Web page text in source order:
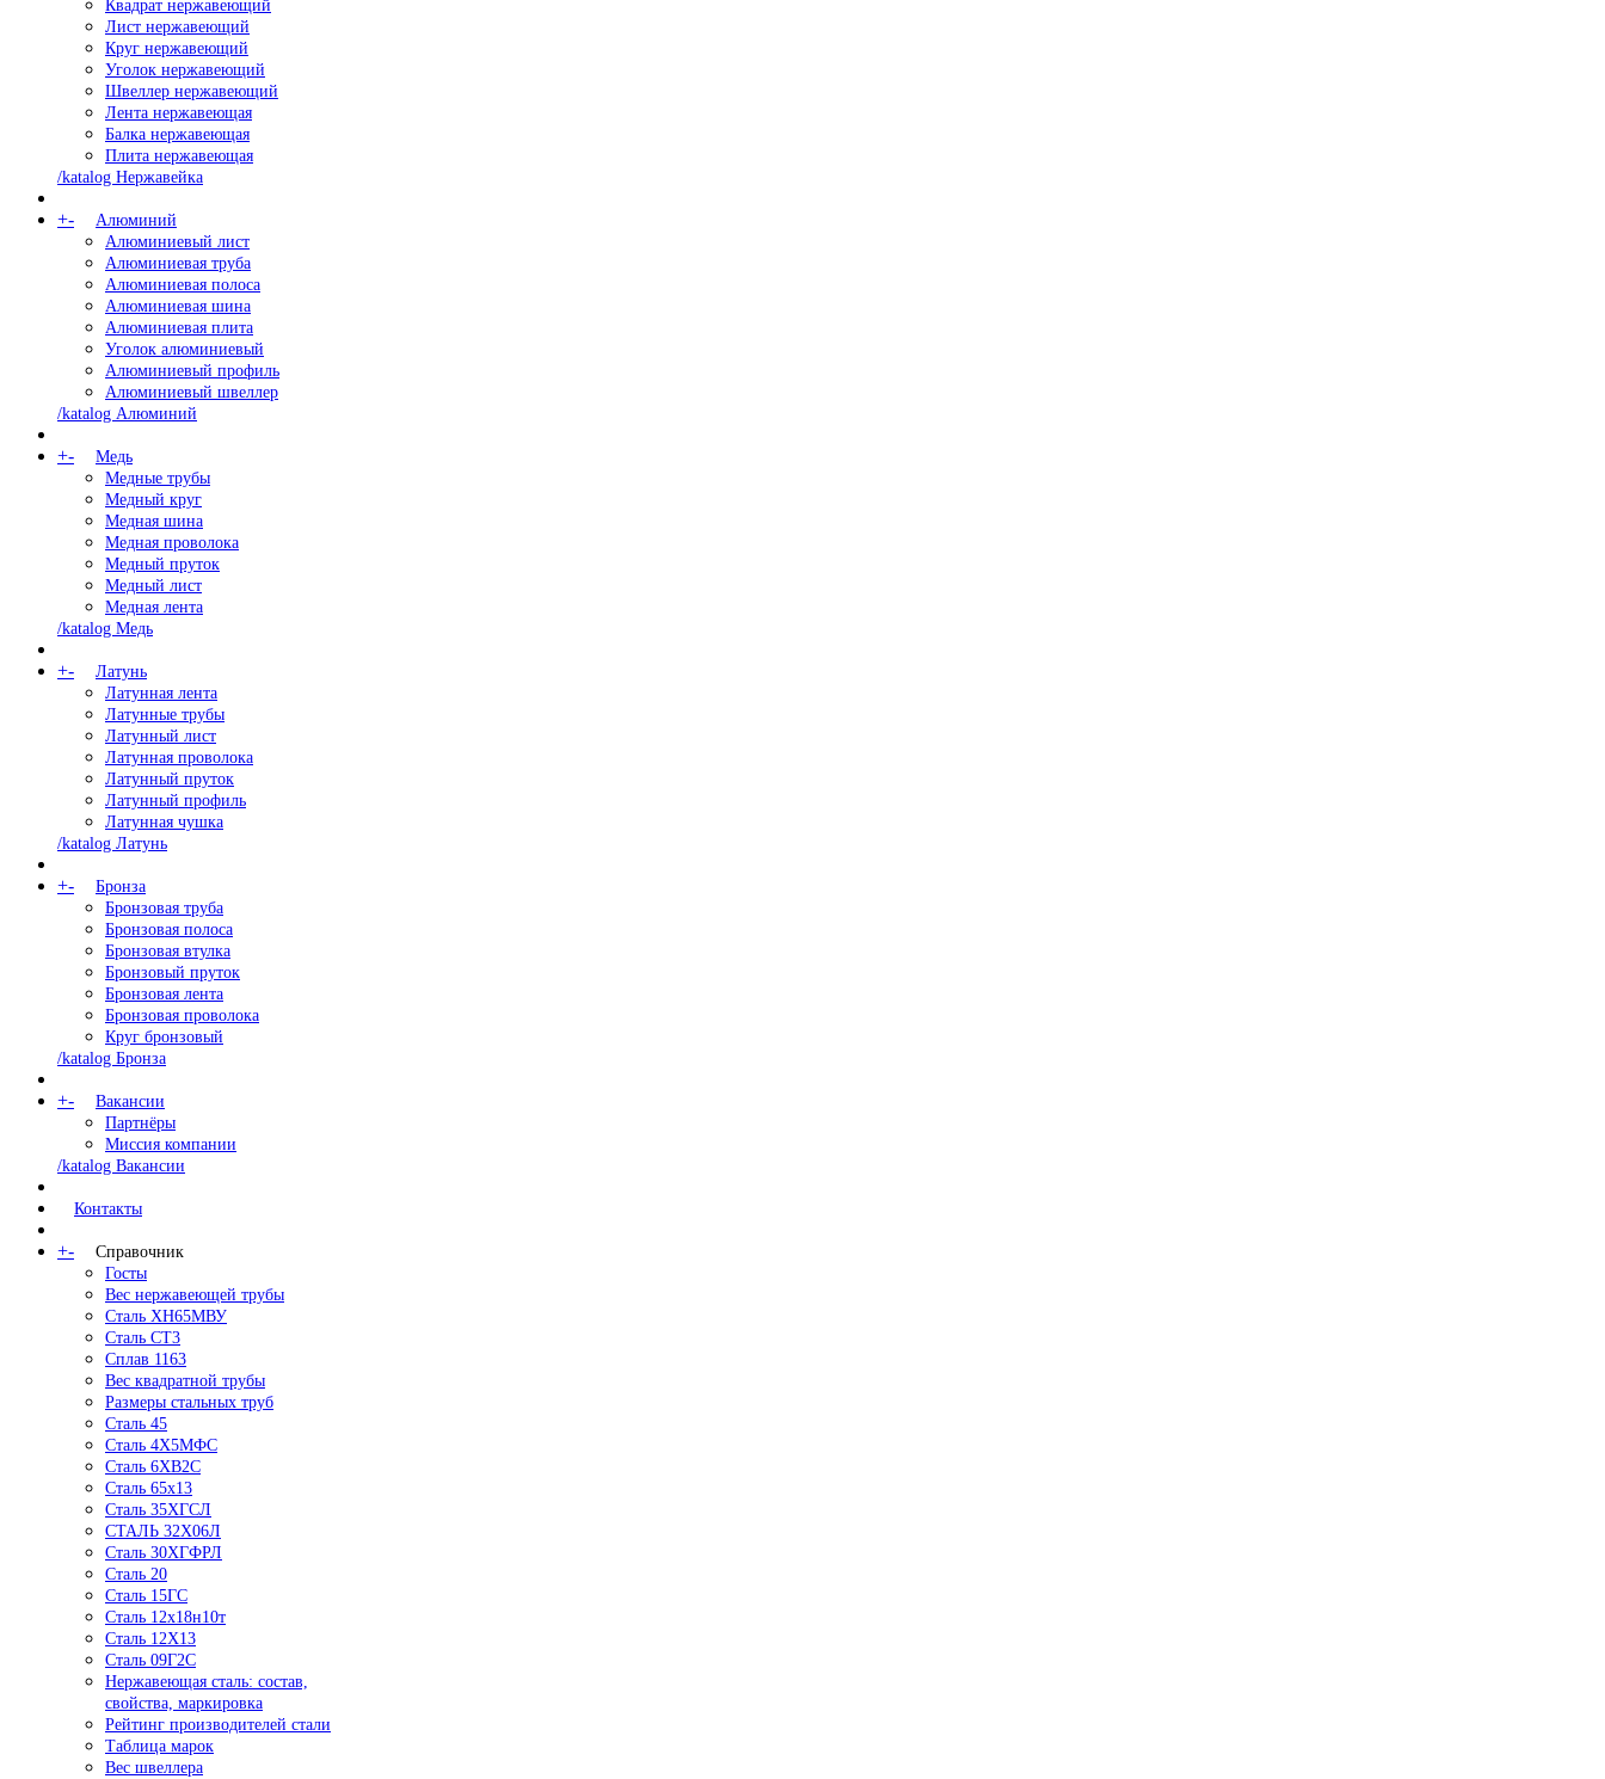
Квадрат нержавеющий
Лист нержавеющий
Круг нержавеющий
Уголок нержавеющий
Швеллер нержавеющий
Лента нержавеющая
Балка нержавеющая
Плита нержавеющая
/katalog Нержавейка
+-
Алюминий
Алюминиевый лист
Алюминиевая труба
Алюминиевая полоса
Алюминиевая шина
Алюминиевая плита
Уголок алюминиевый
Алюминиевый профиль
Алюминиевый швеллер
/katalog Алюминий
+-
Медь
Медные трубы
Медный круг
Медная шина
Медная проволока
Медный пруток
Медный лист
Медная лента
/katalog Медь
+-
Латунь
Латунная лента
Латунные трубы
Латунный лист
Латунная проволока
Латунный пруток
Латунный профиль
Латунная чушка
/katalog Латунь
+-
Бронза
Бронзовая труба
Бронзовая полоса
Бронзовая втулка
Бронзовый пруток
Бронзовая лента
Бронзовая проволока
Круг бронзовый
/katalog Бронза
+-
Вакансии
Партнёры
Миссия компании
/katalog Вакансии
Контакты
+-
Справочник
Госты
Вес нержавеющей трубы
Сталь ХН65МВУ
Сталь СТ3
Сплав 1163
Вес квадратной трубы
Размеры стальных труб
Сталь 45
Сталь 4Х5МФС
Сталь 6ХВ2С
Сталь 65х13
Сталь 35ХГСЛ
СТАЛЬ 32Х06Л
Сталь 30ХГФРЛ
Сталь 20
Сталь 15ГС
Сталь 12х18н10т
Сталь 12Х13
Сталь 09Г2С
Нержавеющая сталь: состав,
свойства, маркировка
Рейтинг производителей стали
Таблица марок
Вес швеллера